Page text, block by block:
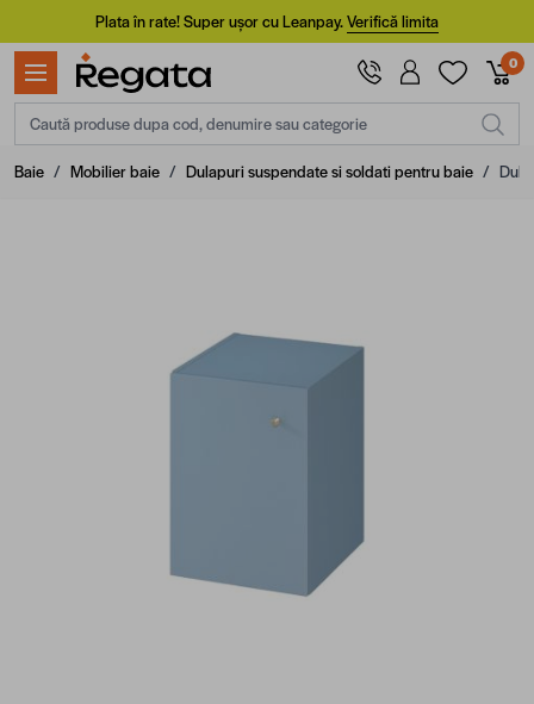
Mergi la ConținutPlata în rate! Super ușor cu Leanpay.Verifică limita
0
Caută produse dupa cod, denumire sau categorie
Baie / Mobilier baie / Dulapuri suspendate si soldati pentru baie /